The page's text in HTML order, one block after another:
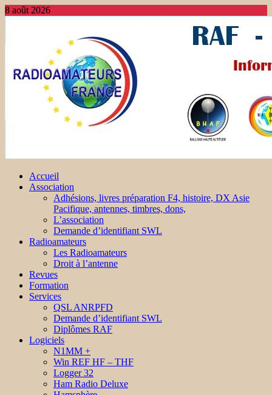
8 août 2026
Accueil
Association
Adhésions, livres préparation F4, histoire, DX Asie
Pacifique, antennes, timbres, dons,
L’association
Demande d’identifiant SWL
Radioamateurs
Les Radioamateurs
Droit à l’antenne
Revues
Formation
Services
QSL ANRPFD
Demande d’identifiant SWL
Diplômes RAF
Logiciels
N1MM +
Win REF HF – THF
Logger 32
Ham Radio Deluxe